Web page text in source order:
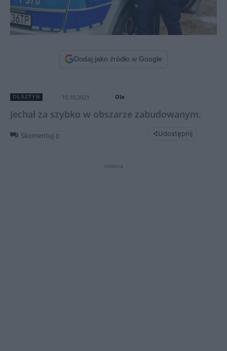
Dodaj jako źródło w Google
OLSZTYN 10.10.2023 Ola
Jechał za szybko w obszarze zabudowanym.
Skomentuj 0 Udostępnij
reklama